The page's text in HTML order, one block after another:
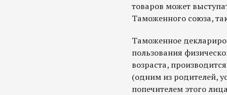
товаров может
Таможенного союза,
Таможенное
пользования
возраста,
(одним из родителей,
попечителем этого